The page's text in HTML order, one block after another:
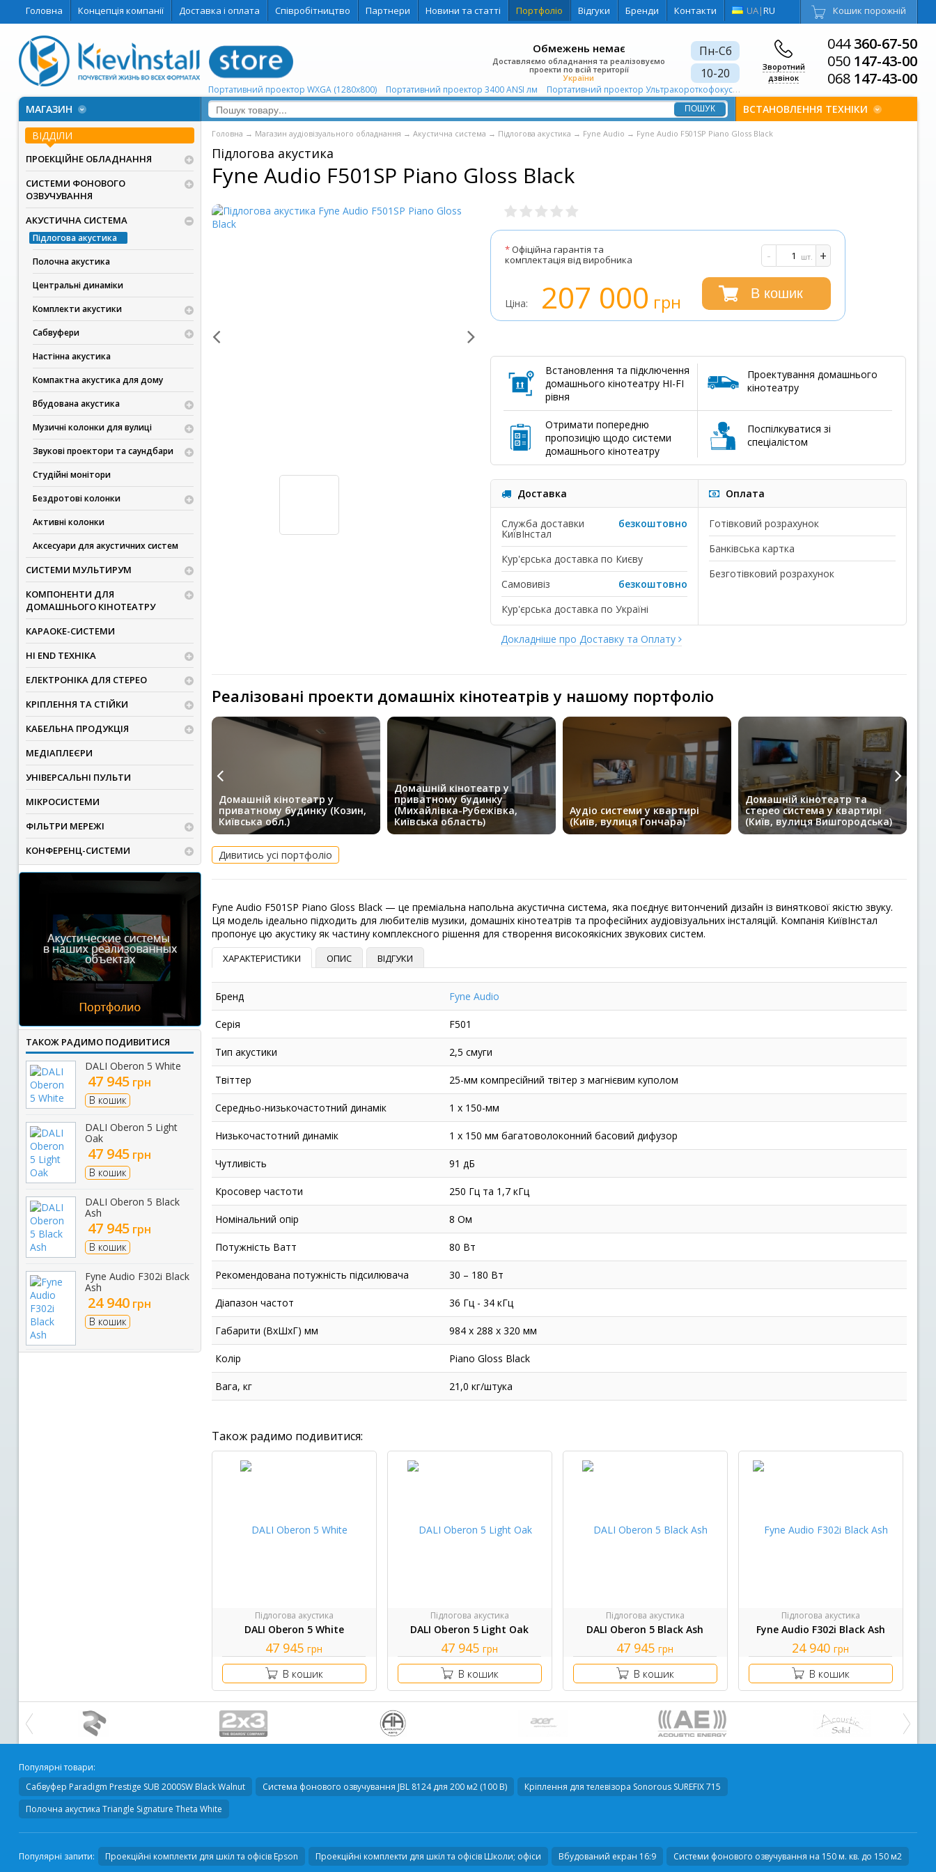
Головна Концепція компанії Доставка і оплата Співробітництво Партнери Новини та статті Портфоліо Відгуки Бренди Контакти UA|RU Кошик порожній
044360-67-50
050 147-43-00
068 147-43-00
Зворотний
дзвінок
Пн-Сб
10-20
Обмежень немає
Доставляємо обладнання та реалізовуємо
проекти по всій території
України
МАГАЗИН
Портативний проектор WXGA (1280х800) Портативний проектор 3400 ANSI лм Портативний проектор Ультракороткофокусний
ВСТАНОВЛЕННЯ ТЕХНІКИ
ВІДДІЛИ
ПРОЕКЦІЙНЕ ОБЛАДНАННЯ
СИСТЕМИ ФОНОВОГО
ОЗВУЧУВАННЯ
АКУСТИЧНА СИСТЕМА
Підлогова акустика
Полочна акустика
Центральні динаміки
Комплекти акустики
Сабвуфери
Настінна акустика
Компактна акустика для дому
Вбудована акустика
Музичні колонки для вулиці
Звукові проектори та саундбари
Студійні монітори
Бездротові колонки
Активні колонки
Аксесуари для акустичних систем
СИСТЕМИ МУЛЬТИРУМ
КОМПОНЕНТИ ДЛЯ
ДОМАШНЬОГО КІНОТЕАТРУ
КАРАОКЕ-СИСТЕМИ
HI END ТЕХНІКА
ЕЛЕКТРОНІКА ДЛЯ СТЕРЕО
КРІПЛЕННЯ ТА СТІЙКИ
КАБЕЛЬНА ПРОДУКЦІЯ
МЕДІАПЛЕЄРИ
УНІВЕРСАЛЬНІ ПУЛЬТИ
МІКРОСИСТЕМИ
ФІЛЬТРИ МЕРЕЖІ
КОНФЕРЕНЦ-СИСТЕМИ
ТАКОЖ РАДИМО ПОДИВИТИСЯ
DALI Oberon 5 White
47 945грн
В кошик
DALI Oberon 5 Light
Oak
47 945грн
В кошик
DALI Oberon 5 Black
Ash
47 945грн
В кошик
Fyne Audio F302i Black
Ash
24 940грн
В кошик
Головна → Магазин аудіовізуального обладнання → Акустична система → Підлогова акустика → Fyne Audio → Fyne Audio F501SP Piano Gloss Black
Підлогова акустика
Fyne Audio F501SP Piano Gloss Black
*Офіційна гарантія та
комплектація від виробника
- +
шт.
Ціна: 207 000 грн В кошик
Встановлення та підключення
домашнього кінотеатру HI-FI
рівня
Проектування домашнього
кінотеатру
Отримати попередню
пропозицію щодо системи
домашнього кінотеатру
Поспілкуватися зі
спеціалістом
Доставка
Служба доставки
КиївІнстал
безкоштовно
Кур'єрська доставка по Києву
Самовивіз
безкоштовно
Кур'єрська доставка по Україні
Оплата
Готівковий розрахунок
Банківська картка
Безготівковий розрахунок
Докладніше про Доставку та Оплату
Реалізовані проекти домашніх кінотеатрів у нашому портфоліо
Домашній кінотеатр у
приватному будинку (Козин,
Київська обл.)
Домашній кінотеатр у
приватному будинку
(Михайлівка-Рубежівка,
Київська область)
Аудіо системи у квартирі
(Київ, вулиця Гончара)
Домашній кінотеатр та
стерео система у квартирі
(Київ, вулиця Вишгородська)
Дивитись усі портфоліо
Fyne Audio F501SP Piano Gloss Black — це преміальна напольна акустична система, яка поєднує витончений дизайн із виняткової якістю звуку.
Ця модель ідеально підходить для любителів музики, домашніх кінотеатрів та професійних аудіовізуальних інсталяцій. Компанія КиївІнстал
пропонує цю акустику як частину комплексного рішення для створення високоякісних звукових систем.
ХАРАКТЕРИСТИКИ ОПИС ВІДГУКИ
Бренд Fyne Audio
Серія F501
Тип акустики 2,5 смуги
Твіттер 25-мм компресійний твітер з магнієвим куполом
Середньо-низькочастотний динамік 1 x 150-мм
Низькочастотний динамік 1 х 150 мм багатоволоконний басовий дифузор
Чутливість 91 дБ
Кросовер частоти 250 Гц та 1,7 кГц
Номінальний опір 8 Ом
Потужність Ватт 80 Вт
Рекомендована потужність підсилювача 30 – 180 Вт
Діапазон частот 36 Гц - 34 кГц
Габарити (ВхШхГ) мм 984 х 288 х 320 мм
Колір Piano Gloss Black
Вага, кг 21,0 кг/штука
Також радимо подивитися:
Підлогова акустика
DALI Oberon 5 White
47 945 грн
В кошик
Підлогова акустика
DALI Oberon 5 Light Oak
47 945грн
В кошик
Підлогова акустика
DALI Oberon 5 Black Ash
47 945грн
В кошик
Підлогова акустика
Fyne Audio F302i Black Ash
24 940грн
В кошик
Популярні товари:
Сабвуфер Paradigm Prestige SUB 2000SW Black Walnut Система фонового озвучування JBL 8124 для 200 м2 (100 В) Кріплення для телевізора Sonorous SUREFIX 715
Полочна акустика Triangle Signature Theta White
Популярні запити: Проекційні комплекти для шкіл та офісів Epson Проекційні комплекти для шкіл та офісів Школи; офіси Вбудований екран 16:9 Системи фонового озвучування на 150 м. кв. до 150 м2